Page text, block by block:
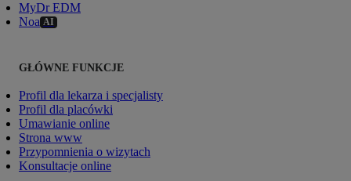
MyDr EDM
Noa AI
GŁÓWNE FUNKCJE
Profil dla lekarza i specjalisty
Profil dla placówki
Umawianie online
Strona www
Przypomnienia o wizytach
Konsultacje online